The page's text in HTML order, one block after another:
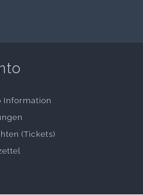
Information
(Tickets)